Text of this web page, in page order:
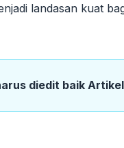
landasan kuat
diedit baik